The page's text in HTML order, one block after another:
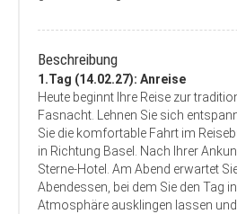
Beschreibung
1.Tag (14.02.27): Anreise
Heute beginnt Ihre Reise zur
Fasnacht. Lehnen Sie sich
Sie die komfortable Fahrt im
in Richtung Basel. Nach Ihrer
Sterne-Hotel. Am Abend erwartet
Abendessen, bei dem Sie den Tag
Atmosphäre ausklingen lassen